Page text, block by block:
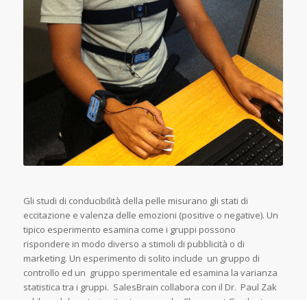
Gli studi di conducibilità della pelle misurano gli stati di
eccitazione e valenza delle emozioni (positive o negative). Un
tipico esperimento esamina come i gruppi possono
rispondere in modo diverso a stimoli di pubblicità o di
marketing. Un esperimento di solito include un gruppo di
controllo ed un gruppo sperimentale ed esamina la varianza
statistica tra i gruppi. SalesBrain collabora con il Dr. Paul Zak